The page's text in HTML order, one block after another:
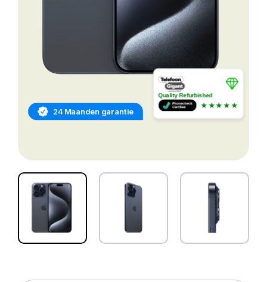
24 Maanden garantie
Quality Refurbished
★★★★★